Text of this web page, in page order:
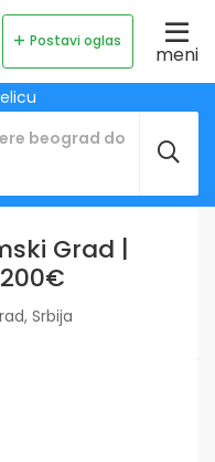
Postavi oglas
meni
Grad |
Srbija